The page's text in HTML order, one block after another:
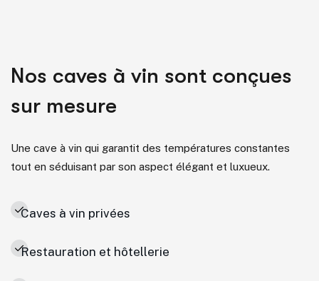
Nos caves à vin sont conçues
sur mesure
Une cave à vin qui garantit des températures constantes
tout en séduisant par son aspect élégant et luxueux.
Caves à vin privées
Restauration et hôtellerie